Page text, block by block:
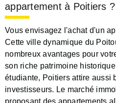
appartement à Poitiers ?
Vous envisagez l'achat d'un
Cette ville dynamique du
nombreux avantages pour
son riche patrimoine
étudiante, Poitiers attire aussi
investisseurs. Le marché